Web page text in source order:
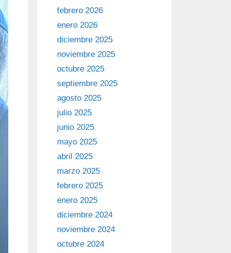
febrero 2026
enero 2026
diciembre 2025
noviembre 2025
octubre 2025
septiembre 2025
agosto 2025
julio 2025
junio 2025
mayo 2025
abril 2025
marzo 2025
febrero 2025
enero 2025
diciembre 2024
noviembre 2024
octubre 2024